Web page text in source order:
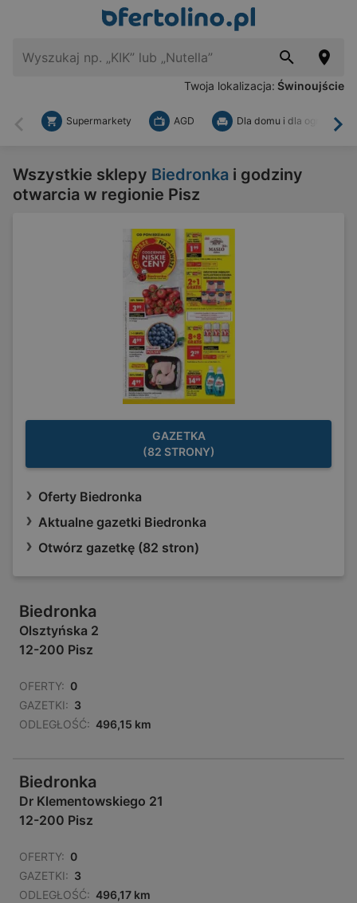
Twoja lokalizacja: Świnoujście
Wstecz
Supermarkety AGD Dla domu i dla ogrodu
Wszystkie sklepy Biedronka i godziny
otwarcia w regionie Pisz
GAZETKA
(82 STRONY)
Oferty Biedronka
Aktualne gazetki Biedronka
Otwórz gazetkę (82 stron)
Biedronka
Olsztyńska 2
12-200 Pisz
OFERTY: 0
GAZETKI: 3
ODLEGŁOŚĆ: 496,15 km
Biedronka
Dr Klementowskiego 21
12-200 Pisz
OFERTY: 0
GAZETKI: 3
ODLEGŁOŚĆ: 496,17 km